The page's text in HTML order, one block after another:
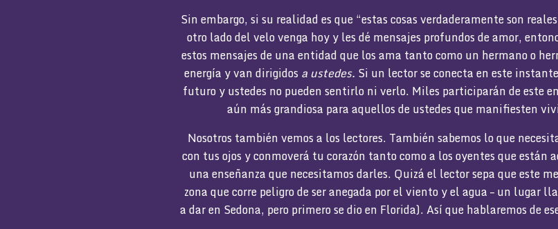
Sin embargo, si su realidad es que “estas cosas verdaderamente son
otro lado del velo venga hoy y les dé mensajes profundos de amor,
estos mensajes de una entidad que los ama tanto como un hermano o
energía y van dirigidos a ustedes. Si un lector se conecta en este
futuro y ustedes no pueden sentirlo ni verlo. Miles participarán de este
aún más grandiosa para aquellos de ustedes que manifiesten
Nosotros también vemos a los lectores. También sabemos lo que
con tus ojos y conmoverá tu corazón tanto como a los oyentes que están
una enseñanza que necesitamos darles. Quizá el lector sepa que este
zona que corre peligro de ser anegada por el viento y el agua – un lugar
a dar en Sedona, pero primero se dio en Florida). Así que hablaremos de